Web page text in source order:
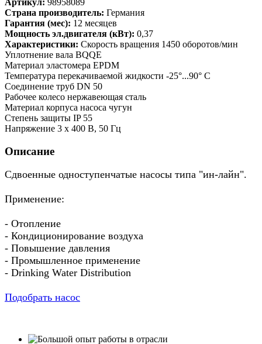
Страна производитель: Германия
Гарантия (мес): 12 месяцев
Мощность эл.двигателя (кВт): 0,37
Характеристики: Скорость вращения 1450 оборотов/мин
Уплотнение вала BQQE
Материал эластомера EPDM
Температура перекачиваемой жидкости -25°...90° C
Соединение труб DN 50
Рабочее колесо нержавеющая сталь
Материал корпуса насоса чугун
Степень защиты IP 55
Напряжение 3 x 400 В, 50 Гц
Описание
Сдвоенные одноступенчатые насосы типа "ин-лайн".
Применение:
- Отопление
- Кондиционирование воздуха
- Повышение давления
- Промышленное применение
- Drinking Water Distribution
Подобрать насос